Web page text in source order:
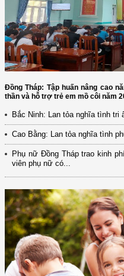
Đồng Tháp: Tập huấn nâng cao
thần và hỗ trợ trẻ em mồ côi năm
Bắc Ninh: Lan tỏa nghĩa tình
Cao Bằng: Lan tỏa nghĩa tình
Phụ nữ Đồng Tháp trao kinh
viên phụ nữ có...